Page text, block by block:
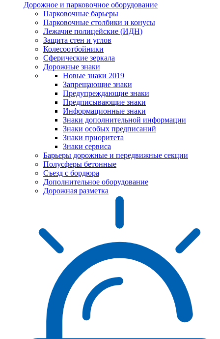
Дорожное и парковочное оборудование
Парковочные барьеры
Парковочные столбики и конусы
Лежачие полицейские (ИДН)
Защита стен и углов
Колесоотбойники
Сферические зеркала
Дорожные знаки
Новые знаки 2019
Запрещающие знаки
Предупреждающие знаки
Предписывающие знаки
Информационные знаки
Знаки дополнительной информации
Знаки особых предписаний
Знаки приоритета
Знаки сервиса
Барьеры дорожные и передвижные секции
Полусферы бетонные
Съезд с бордюра
Дополнительное оборудование
Дорожная разметка